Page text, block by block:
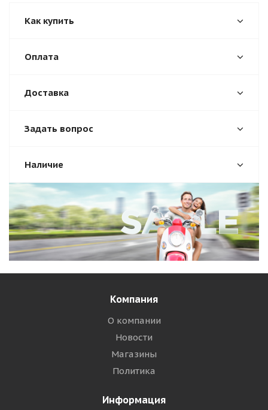
Как купить
Оплата
Доставка
Задать вопрос
Наличие
Компания
О компании
Новости
Магазины
Политика
Информация